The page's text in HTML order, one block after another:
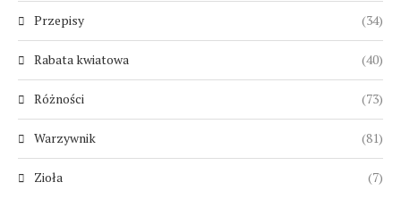
Przepisy (34)
Rabata kwiatowa (40)
Różności (73)
Warzywnik (81)
Zioła (7)